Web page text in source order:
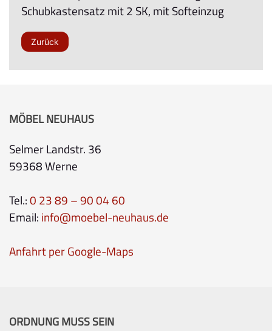
Schubkastensatz mit 2 SK, mit Softeinzug
Zurück
MÖBEL NEUHAUS
Selmer Landstr. 36
59368 Werne
Tel.:0 23 89 – 90 04 60
Email: info@moebel-neuhaus.de
Anfahrt per Google-Maps
ORDNUNG MUSS SEIN